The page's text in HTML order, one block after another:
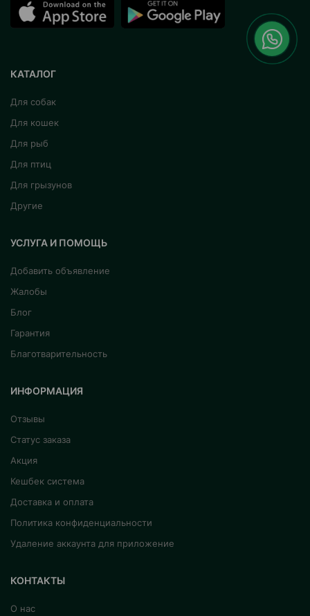
КАТАЛОГ
Для собак
Для кошек
Для рыб
Для птиц
Для грызунов
Другие
УСЛУГА И ПОМОЩЬ
Добавить объявление
Жалобы
Блог
Гарантия
Благотварительность
ИНФОРМАЦИЯ
Отзывы
Статус заказа
Акция
Кешбек система
Доставка и оплата
Политика конфиденциальности
Удаление аккаунта для приложение
КОНТАКТЫ
О нас